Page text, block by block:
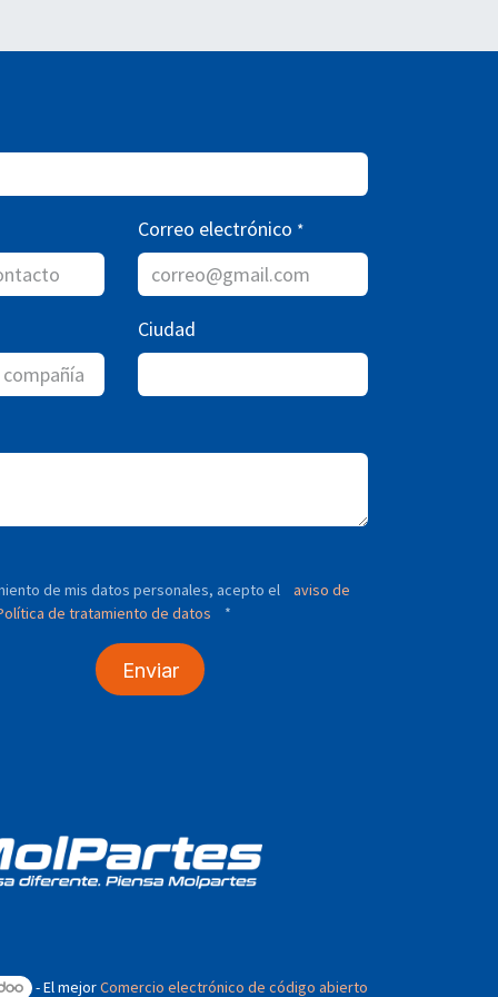
Correo electrónico *
Ciudad
de mis datos personales, acepto el
aviso de
de tratamiento de datos *
Enviar
- El mejorComercio electrónico de código abierto